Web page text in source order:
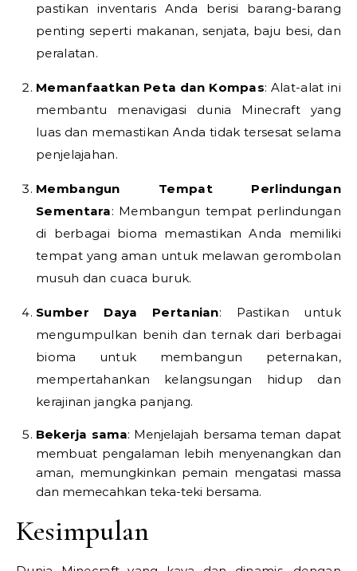
pastikan inventaris Anda berisi barang-barang
penting seperti makanan, senjata, baju besi, dan
peralatan.
Memanfaatkan Peta dan Kompas: Alat-alat ini
membantu menavigasi dunia Minecraft yang
luas dan memastikan Anda tidak tersesat selama
penjelajahan.
Membangun Tempat Perlindungan
Sementara: Membangun tempat perlindungan
di berbagai bioma memastikan Anda memiliki
tempat yang aman untuk melawan gerombolan
musuh dan cuaca buruk.
Sumber Daya Pertanian: Pastikan untuk
mengumpulkan benih dan ternak dari berbagai
bioma untuk membangun peternakan,
mempertahankan kelangsungan hidup dan
kerajinan jangka panjang.
Bekerja sama: Menjelajah bersama teman dapat
membuat pengalaman lebih menyenangkan dan
aman, memungkinkan pemain mengatasi massa
dan memecahkan teka-teki bersama.
Kesimpulan